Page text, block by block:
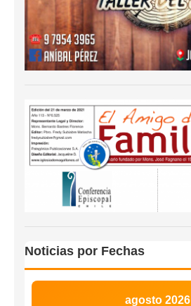
Noticias por Fechas
agosto 2026